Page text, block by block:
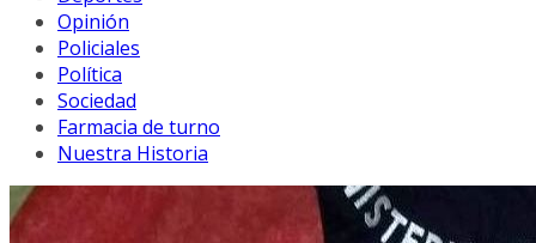
Opinión
Policiales
Política
Sociedad
Farmacia de turno
Nuestra Historia